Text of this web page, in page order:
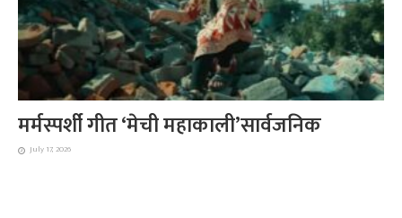
मर्मस्पर्शी गीत ‘मेची महाकाली’सार्वजनिक
July 17, 2026